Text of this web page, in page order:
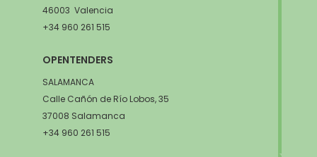
46003 Valencia
+34 960 261 515
OPENTENDERS
SALAMANCA
Calle Cañón de Río Lobos, 35
37008 Salamanca
+34 960 261 515